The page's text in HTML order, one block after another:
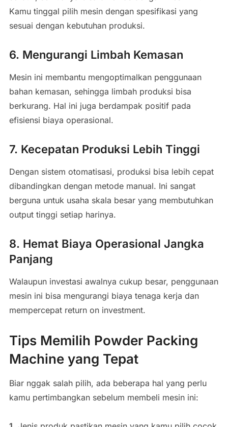
Kamu tinggal pilih mesin dengan spesifikasi yang
sesuai dengan kebutuhan produksi.
6. Mengurangi Limbah Kemasan
Mesin ini membantu mengoptimalkan penggunaan
bahan kemasan, sehingga limbah produksi bisa
berkurang. Hal ini juga berdampak positif pada
efisiensi biaya operasional.
7. Kecepatan Produksi Lebih Tinggi
Dengan sistem otomatisasi, produksi bisa lebih cepat
dibandingkan dengan metode manual. Ini sangat
berguna untuk usaha skala besar yang membutuhkan
output tinggi setiap harinya.
8. Hemat Biaya Operasional Jangka
Panjang
Walaupun investasi awalnya cukup besar, penggunaan
mesin ini bisa mengurangi biaya tenaga kerja dan
mempercepat return on investment.
Tips Memilih Powder Packing
Machine yang Tepat
Biar nggak salah pilih, ada beberapa hal yang perlu
kamu pertimbangkan sebelum membeli mesin ini: